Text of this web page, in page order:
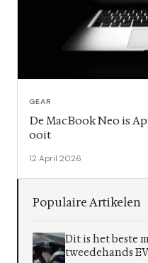
GEAR
De MacBook Neo is
ooit
12 April 2026
Populaire Artikelen
Dit is het beste
tweedehands